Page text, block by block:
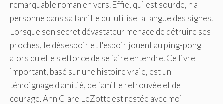
remarquable roman en vers. Effie, qui est sourde, n'a
personne dans sa famille qui utilise la langue des signes.
Lorsque son secret dévastateur menace de détruire ses
proches, le désespoir et l'espoir jouent au ping-pong
alors qu'elle s'efforce de se faire entendre. Ce livre
important, basé sur une histoire vraie, est un
témoignage d'amitié, de famille retrouvée et de
courage. Ann Clare LeZotte est restée avec moi